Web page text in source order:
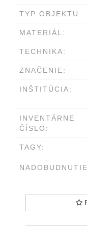
TYP OBJEKTU:
MATERIÁL:
TECHNIKA:
ZNAČENIE:
INŠTITÚCIA:
INVENTÁRNE
ČÍSLO:
TAGY: